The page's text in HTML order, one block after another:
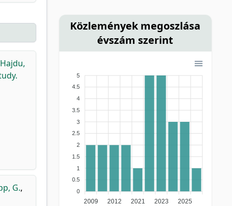
Hajdu,
G.,
Közlemények megoszlása
évszám szerint
5
4.5
4
3.5
3
2.5
2
1.5
1
0.5
0
2009 2012 2021 2023 2025